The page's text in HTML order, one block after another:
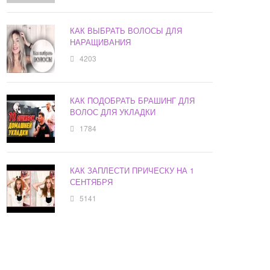
КАК ВЫБРАТЬ ВОЛОСЫ ДЛЯ
НАРАЩИВАНИЯ
4203
КАК ПОДОБРАТЬ БРАШИНГ ДЛЯ
ВОЛОС ДЛЯ УКЛАДКИ
1784
КАК ЗАПЛЕСТИ ПРИЧЕСКУ НА 1
СЕНТЯБРЯ
5141